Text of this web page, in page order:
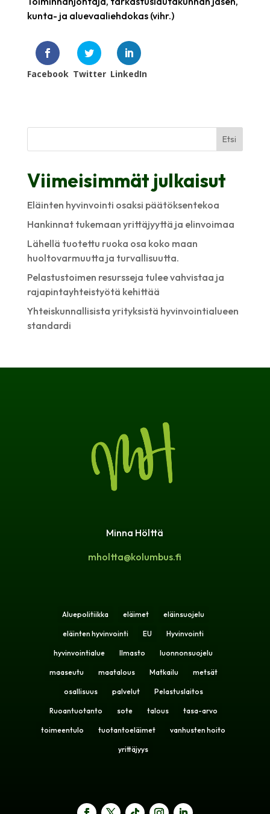
kunta- ja aluevaaliehdokas (vihr.)
Facebook Twitter LinkedIn
Etsi
Viimeisimmät julkaisut
Eläinten hyvinvointi osaksi päätöksentekoa
Hankinnat tukemaan yrittäjyyttä ja elinvoimaa
Lähellä tuotettu ruoka osa koko maan
huoltovarmuutta ja turvallisuutta.
Pelastustoimen resursseja tulee vahvistaa ja
rajapintayhteistyötä kehittää
Yhteiskunnallisista yrityksistä hyvinvointialueen
standardi
Minna Hölttä
mholtta@kolumbus.fi
Aluepolitiikka eläimet eläinsuojelu
eläinten hyvinvointi EU Hyvinvointi
hyvinvointialue Ilmasto luonnonsuojelu
maaseutu maatalous Matkailu metsät
osallisuus palvelut Pelastuslaitos
Ruoantuotanto sote talous tasa-arvo
toimeentulo tuotantoeläimet vanhusten hoito
yrittäjyys